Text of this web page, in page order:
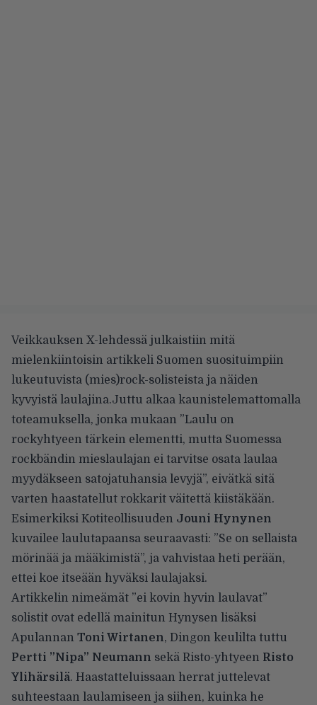
Veikkauksen X-lehdessä julkaistiin mitä
mielenkiintoisin artikkeli Suomen suosituimpiin
lukeutuvista (mies)rock-solisteista ja näiden
kyvyistä laulajina.Juttu alkaa kaunistelemattomalla
toteamuksella, jonka mukaan ”Laulu on
rockyhtyeen tärkein elementti, mutta Suomessa
rockbändin mieslaulajan ei tarvitse osata laulaa
myydäkseen satojatuhansia levyjä”, eivätkä sitä
varten haastatellut rokkarit väitettä kiistäkään.
Esimerkiksi Kotiteollisuuden Jouni Hynynen
kuvailee laulutapaansa seuraavasti: ”Se on sellaista
mörinää ja määkimistä”, ja vahvistaa heti perään,
ettei koe itseään hyväksi laulajaksi.
Artikkelin nimeämät ”ei kovin hyvin laulavat”
solistit ovat edellä mainitun Hynysen lisäksi
Apulannan Toni Wirtanen, Dingon keulilta tuttu
Pertti ”Nipa” Neumann sekä Risto-yhtyeen Risto
Ylihärsilä. Haastatteluissaan herrat juttelevat
suhteestaan laulamiseen ja siihen, kuinka he